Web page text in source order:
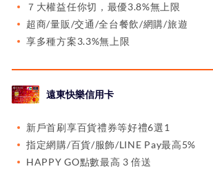
７大權益任你切，最優3.8%無上限
超商/量販/交通/全台餐飲/網購/旅遊
享多種方案3.3%無上限
遠東快樂信用卡
新戶首刷享百貨禮券等好禮6選1
指定網購/百貨/服飾/LINE Pay最高5%
HAPPY GO點數最高 3 倍送